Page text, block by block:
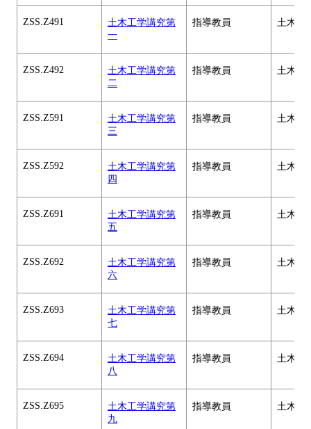
ZSS.Z491
土木工学講究第
一
指導教員 土木工
ZSS.Z492
土木工学講究第
二
指導教員 土木工
ZSS.Z591
土木工学講究第
三
指導教員 土木工
ZSS.Z592
土木工学講究第
四
指導教員 土木工
ZSS.Z691
土木工学講究第
五
指導教員 土木工
ZSS.Z692
土木工学講究第
六
指導教員 土木工
ZSS.Z693
土木工学講究第
七
指導教員 土木工
ZSS.Z694
土木工学講究第
八
指導教員 土木工
ZSS.Z695
土木工学講究第
九
指導教員 土木工